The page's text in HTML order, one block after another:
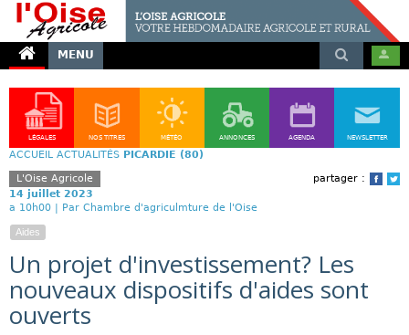
MENU
LÉGALES NOS TITRES MÉTÉO ANNONCES AGENDA NEWSLETTER
ACCUEIL ACTUALITÉS PICARDIE (80)
partager :
L'Oise Agricole
14 juillet 2023
a 10h00 | Par Chambre d'agriculmture de l'Oise
Aides
Un projet d'investissement? Les
nouveaux dispositifs d'aides sont
ouverts